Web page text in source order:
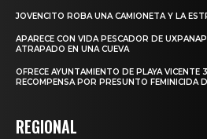
JOVENCITO ROBA UNA CAMIONETA Y LA
APARECE CON VIDA PESCADOR DE
ATRAPADO EN UNA CUEVA
OFRECE AYUNTAMIENTO DE PLAYA VICENTE
RECOMPENSA POR PRESUNTO FEMINICIDA
REGIONAL